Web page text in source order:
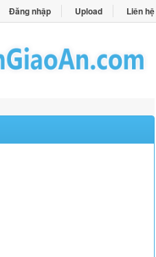
Đăng nhập Upload Liên hệ